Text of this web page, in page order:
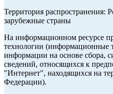
Территория распространения:
зарубежные страны
На информационном ресурсе
технологии (информационные
информации на основе сбора,
сведений, относящихся к
"Интернет", находящихся на
Федерации).